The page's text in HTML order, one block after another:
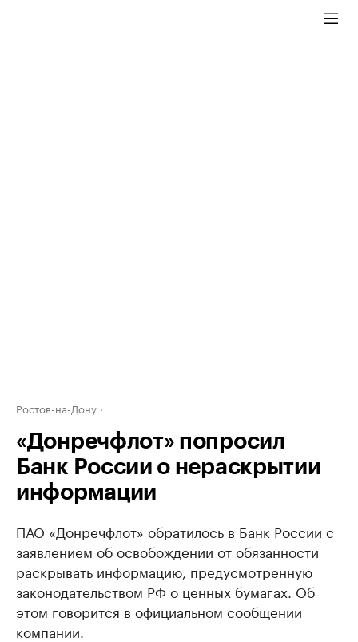
Ростов-на-Дону
«Донречфлот» попросил
Банк России о нераскрытии
информации
ПАО «Донречфлот» обратилось в Банк России с
заявлением об освобождении от обязанности
раскрывать информацию, предусмотренную
законодательством РФ о ценных бумагах. Об
этом говорится в официальном сообщении
компании.